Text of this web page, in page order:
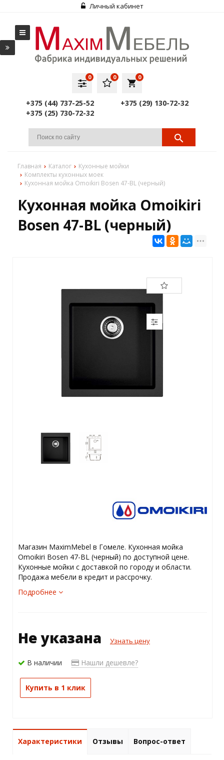
Личный кабинет
local_grocery_store
0
0
0
+375 (44) 737-25-52
+375 (29) 130-72-32
+375 (25) 730-72-32
Главная Каталог
Кухонные мойки
Комплекты кухонных моек
Кухонная мойка Omoikiri Bosen 47-BL (черный)
Кухонная мойка Omoikiri
Bosen 47-BL (черный)
Магазин MaximMebel в Гомеле. Кухонная мойка
Omoikiri Bosen 47-BL (черный) по доступной цене.
Кухонные мойки с доставкой по городу и области.
Продажа мебели в кредит и рассрочку.
Подробнее
Не указана Узнать цену
В наличии Нашли дешевле?
Купить в 1 клик
Характеристики Отзывы Вопрос-ответ